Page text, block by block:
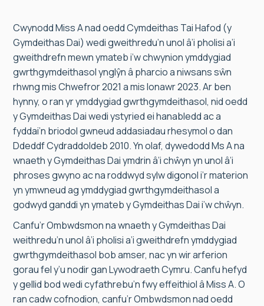
Cwynodd Miss A nad oedd Cymdeithas Tai Hafod (y
Gymdeithas Dai) wedi gweithredu’n unol â’i pholisi a’i
gweithdrefn mewn ymateb i’w chwynion ymddygiad
gwrthgymdeithasol ynglŷn â pharcio a niwsans sŵn
rhwng mis Chwefror 2021 a mis Ionawr 2023. Ar ben
hynny, o ran yr ymddygiad gwrthgymdeithasol, nid oedd
y Gymdeithas Dai wedi ystyried ei hanabledd ac a
fyddai’n briodol gwneud addasiadau rhesymol o dan
Ddeddf Cydraddoldeb 2010. Yn olaf, dywedodd Ms A na
wnaeth y Gymdeithas Dai ymdrin â’i chŵyn yn unol â’i
phroses gwyno ac na roddwyd sylw digonol i’r materion
yn ymwneud ag ymddygiad gwrthgymdeithasol a
godwyd ganddi yn ymateb y Gymdeithas Dai i’w chŵyn.
Canfu’r Ombwdsmon na wnaeth y Gymdeithas Dai
weithredu’n unol â’i pholisi a’i gweithdrefn ymddygiad
gwrthgymdeithasol bob amser, nac yn wir arferion
gorau fel y’u nodir gan Lywodraeth Cymru. Canfu hefyd
y gellid bod wedi cyfathrebu’n fwy effeithiol â Miss A. O
ran cadw cofnodion, canfu’r Ombwdsmon nad oedd